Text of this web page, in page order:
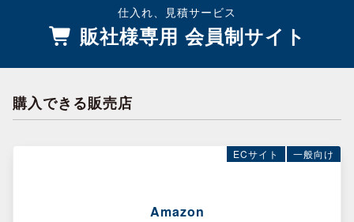
仕入れ、見積サービス
販社様専用 会員制サイト
購入できる販売店
ECサイト 一般向け
Amazon